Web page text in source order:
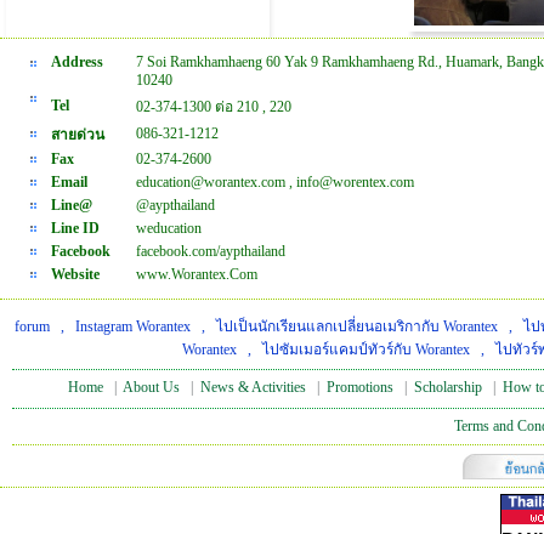
Address
7 Soi Ramkhamhaeng 60 Yak 9 Ramkhamhaeng Rd., Huamark,
10240
Tel
02-374-1300 ต่อ 210 , 220
สายด่วน
086-321-1212
Fax
02-374-2600
Email
education@worantex.com , info@worentex.com
Line@
@aypthailand
Line ID
weducation
Facebook
facebook.com/aypthailand
Website
www.Worantex.Com
forum , Instagram Worantex , ไปเป็นนักเรียนแลกเปลี่ยนอเมริกากับ Worantex , ไป
Worantex, ไปซัมเมอร์แคมป์ทัวร์กับ Worantex, ไปทัวร์
Home About Us News & Activities Promotions Scholarship How
Terms and